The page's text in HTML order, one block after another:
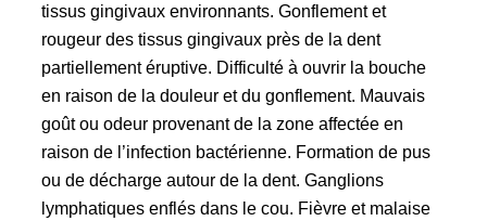
tissus gingivaux environnants. Gonflement et
rougeur des tissus gingivaux près de la dent
partiellement éruptive. Difficulté à ouvrir la bouche
en raison de la douleur et du gonflement. Mauvais
goût ou odeur provenant de la zone affectée en
raison de l’infection bactérienne. Formation de pus
ou de décharge autour de la dent. Ganglions
lymphatiques enflés dans le cou. Fièvre et malaise